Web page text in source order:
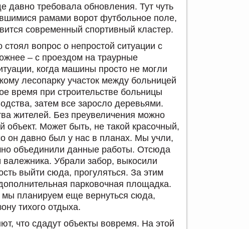
давно требовала обновления. Тут чуть
рамами ворот футбольное поле,
современный спортивный кластер.
вопрос о непростой ситуации с
– с проездом на траурные
когда машины просто не могли
лесопарку участок между больницей
время при строительстве больницы
затем все заросло деревьями.
жителей. Без преувеличения можно
объект. Может быть, не такой красочный,
он давно был у нас в планах. Мы учли,
объединили данные работы. Отсюда
валежника. Убрали забор, выкосили
выйти сюда, прогуляться. За этим
парковочная площадка.
планируем еще вернуться сюда,
тихого отдыха.
что сдадут объекты вовремя. На этой